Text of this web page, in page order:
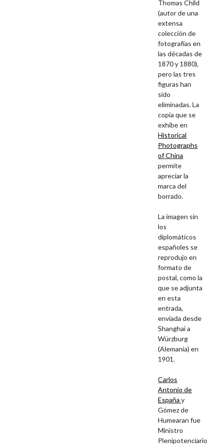
Thomas Child
(autor de una
extensa
colección de
fotografías en
las décadas de
1870 y 1880),
pero las tres
figuras han
sido
eliminadas. La
copia que se
exhibe en
Historical
Photographs
of China
permite
apreciar la
marca del
borrado.
La imagen sin
los
diplomáticos
españoles se
reprodujo en
formato de
postal, como la
que se adjunta
en esta
entrada,
enviada desde
Shanghai a
Würzburg
(Alemania)en
1901.
Carlos
Antonio de
Españay
Gómez de
Humearan fue
Ministro
Plenipotenciario